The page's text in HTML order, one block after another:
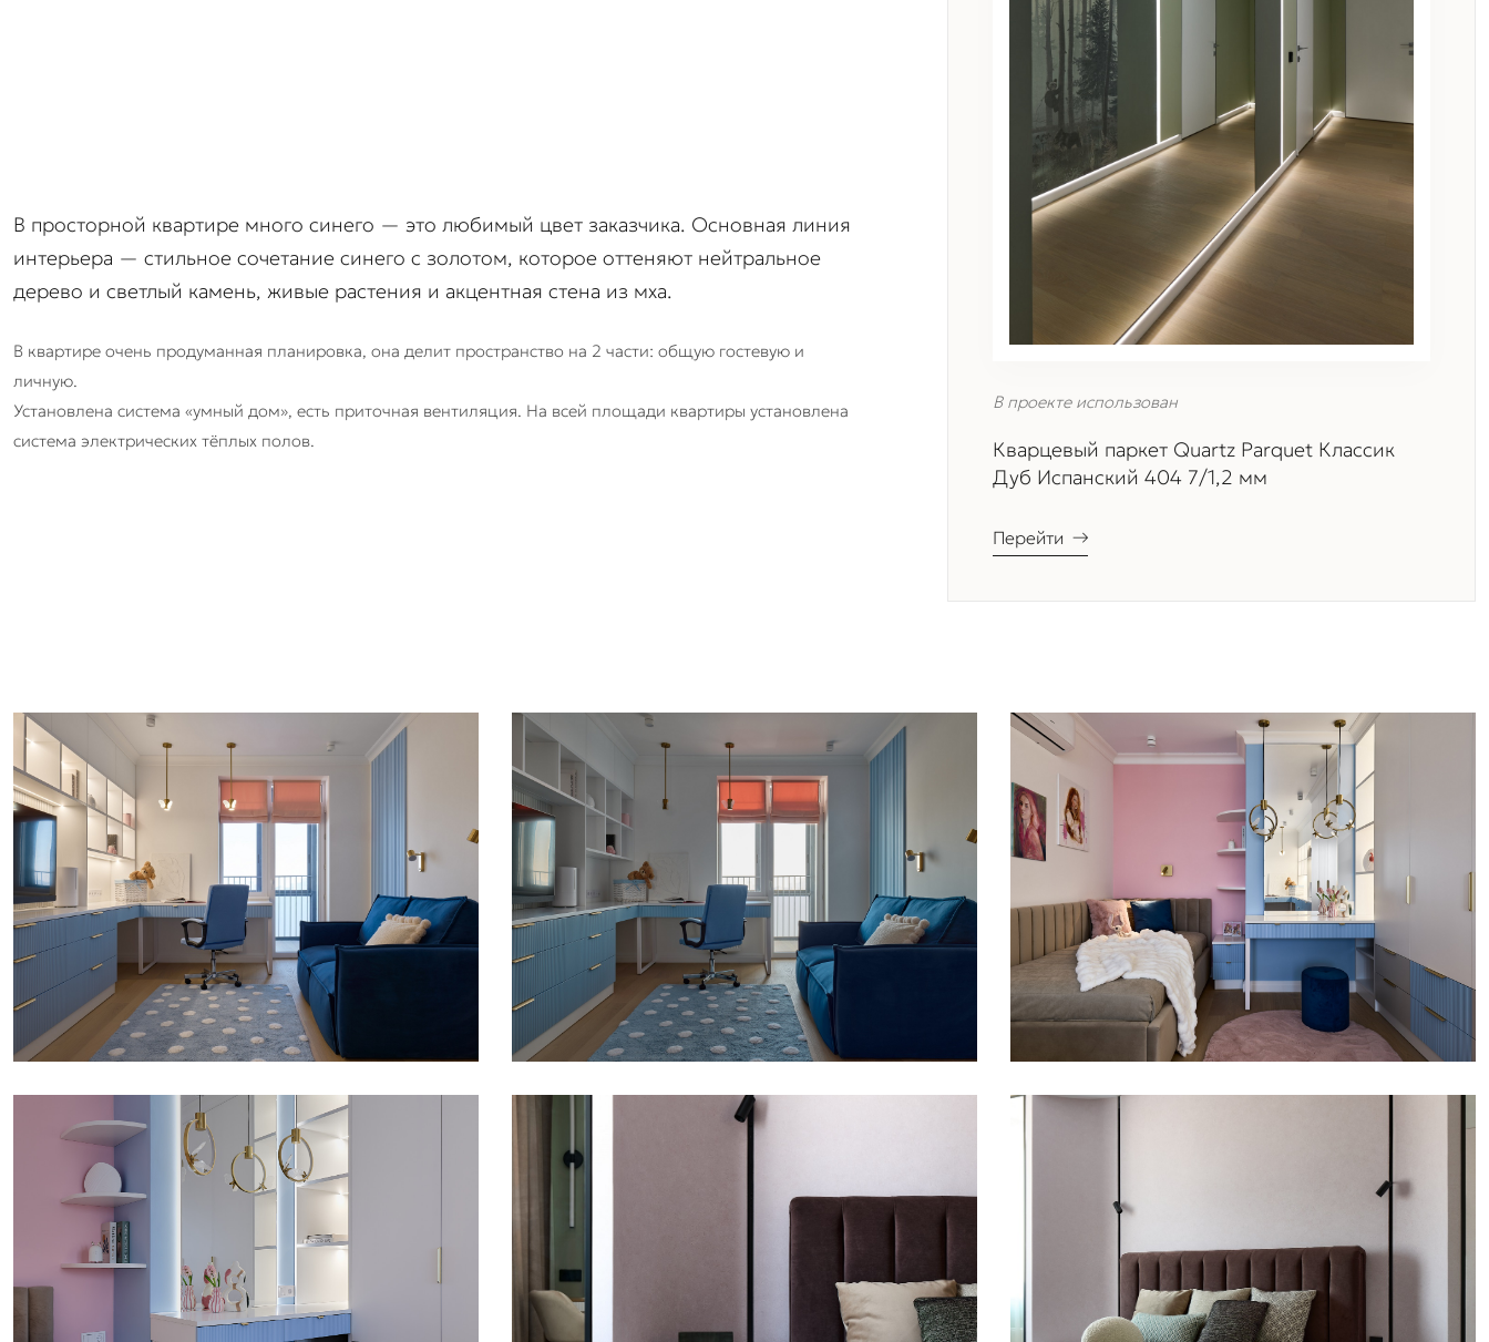
В просторной квартире много синего — это любимый цвет заказчика. Основная линия
интерьера — стильное сочетание синего с золотом, которое оттеняют нейтральное
дерево и светлый камень, живые растения и акцентная стена из мха.
В квартире очень продуманная планировка, она делит пространство на 2 части: общую гостевую и
личную.
Установлена система «умный дом», есть приточная вентиляция. На всей площади квартиры установлена
система электрических тёплых полов.
В проекте использован
Кварцевый паркет Quartz Parquet Классик
Дуб Испанский 404 7/1,2 мм
Перейти →